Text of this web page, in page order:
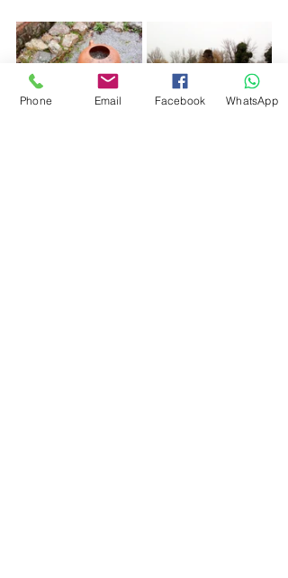
Phone Email Facebook WhatsApp